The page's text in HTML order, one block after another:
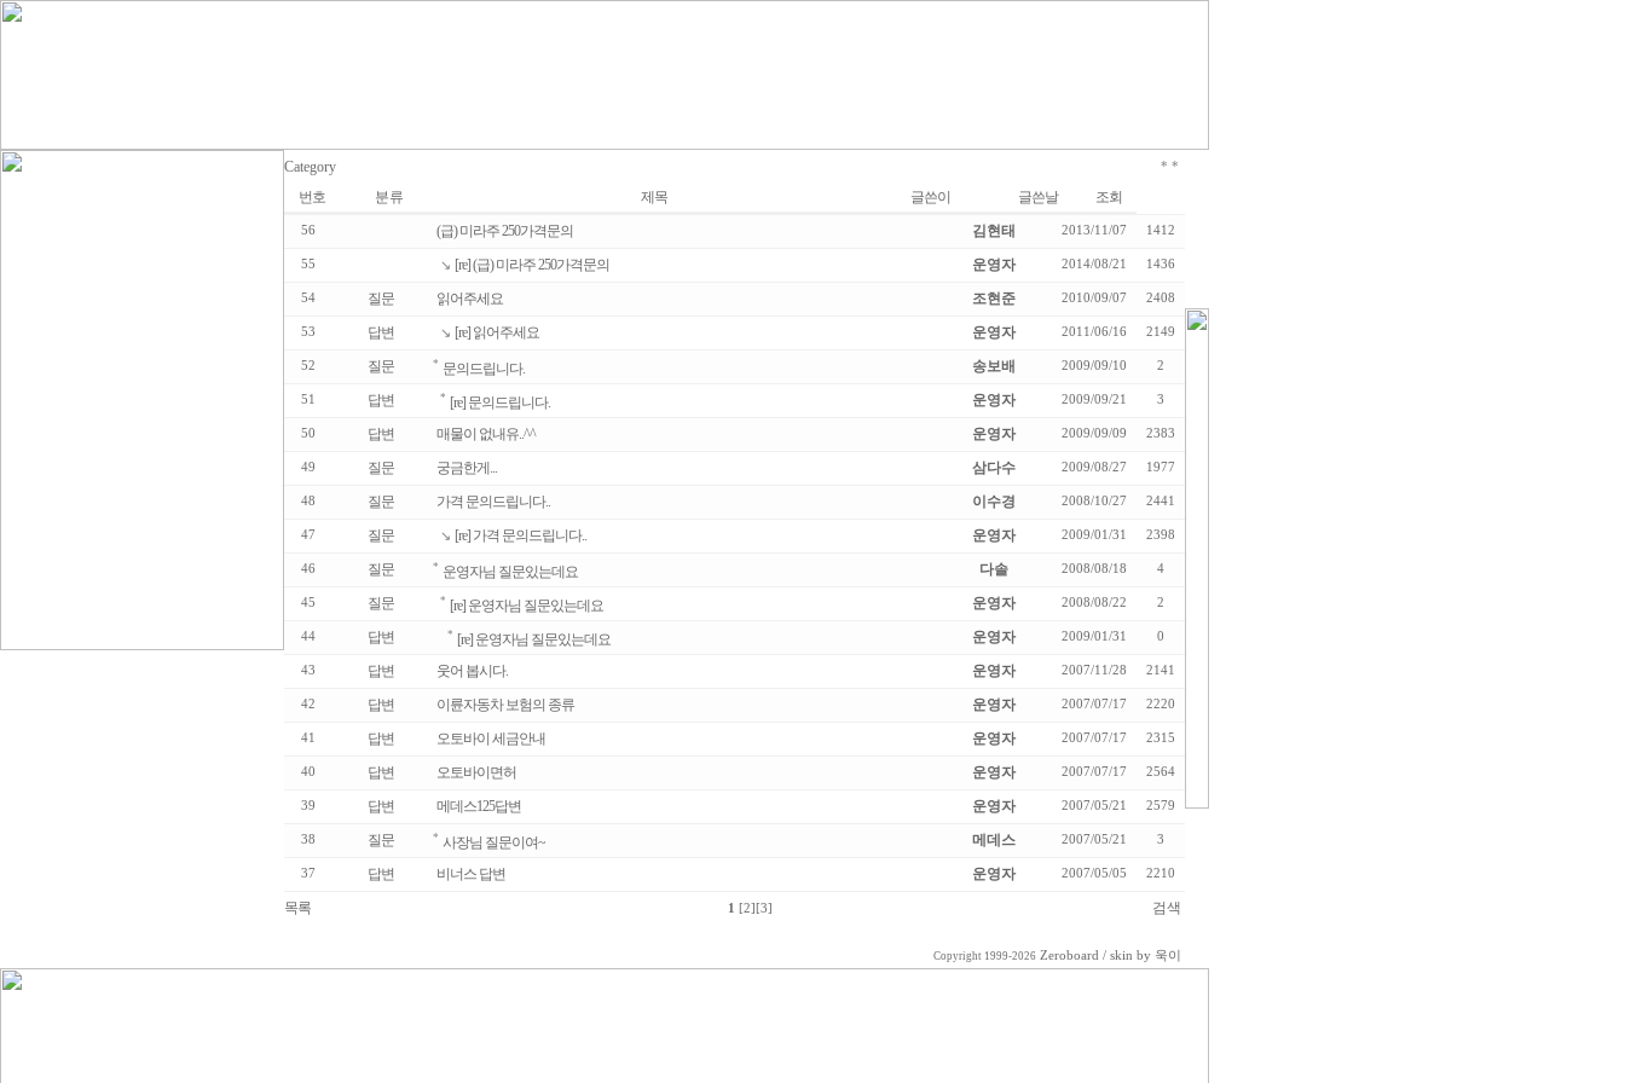
Category * *
번호 분류 제목 글쓴이 글쓴날 조회
56 (급) 미라주 250가격문의 김현태 2013/11/07 1412
55 ↘ [re] (급) 미라주 250가격문의 운영자 2014/08/21 1436
54 질문 읽어주세요 조현준 2010/09/07 2408
53 답변 ↘ [re] 읽어주세요 운영자 2011/06/16 2149
52 질문 * 문의드립니다. 송보배 2009/09/10 2
51 답변 * [re] 문의드립니다. 운영자 2009/09/21 3
50 답변 매물이 없내유..^^ 운영자 2009/09/09 2383
49 질문 궁금한게... 삼다수 2009/08/27 1977
48 질문 가격 문의드립니다.. 이수경 2008/10/27 2441
47 질문 ↘ [re] 가격 문의드립니다.. 운영자 2009/01/31 2398
46 질문 * 운영자님 질문있는데요 다솔 2008/08/18 4
45 질문 * [re] 운영자님 질문있는데요 운영자 2008/08/22 2
44 답변 * [re] 운영자님 질문있는데요 운영자 2009/01/31 0
43 답변 웃어 봅시다. 운영자 2007/11/28 2141
42 답변 이륜자동차 보험의 종류 운영자 2007/07/17 2220
41 답변 오토바이 세금안내 운영자 2007/07/17 2315
40 답변 오토바이면허 운영자 2007/07/17 2564
39 답변 메데스125답변 운영자 2007/05/21 2579
38 질문 * 사장님 질문이여~ 메데스 2007/05/21 3
37 답변 비너스 답변 운영자 2007/05/05 2210
목록 1 [2] [3] 검색
Copyright 1999-2026 Zeroboard / skin by 욱이